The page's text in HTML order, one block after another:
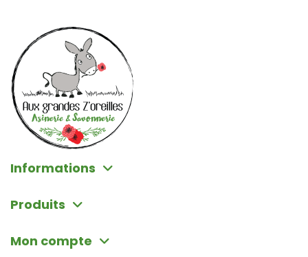
Informations
Produits
Mon compte